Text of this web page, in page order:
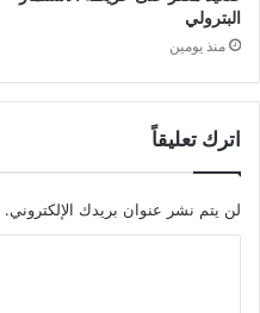
البترولي
منذ يومين
اترك تعليقاً
لن يتم نشر عنوان بريدك الإلكتروني.